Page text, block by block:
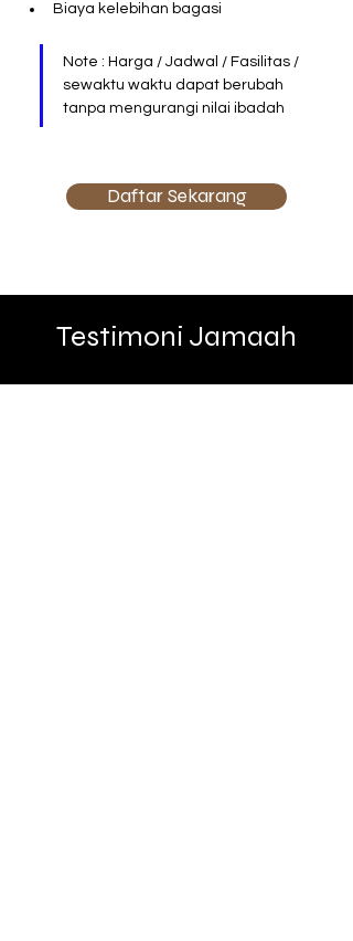
Biaya kelebihan bagasi
Note : Harga / Jadwal / Fasilitas /
sewaktu waktu dapat berubah
tanpa mengurangi nilai ibadah
Daftar Sekarang
Testimoni Jamaah